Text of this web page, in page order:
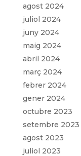
agost 2024
juliol 2024
juny 2024
maig 2024
abril 2024
març 2024
febrer 2024
gener 2024
octubre 2023
setembre 2023
agost 2023
juliol 2023